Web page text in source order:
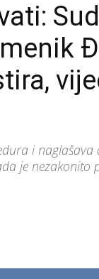
i
je nezakonito